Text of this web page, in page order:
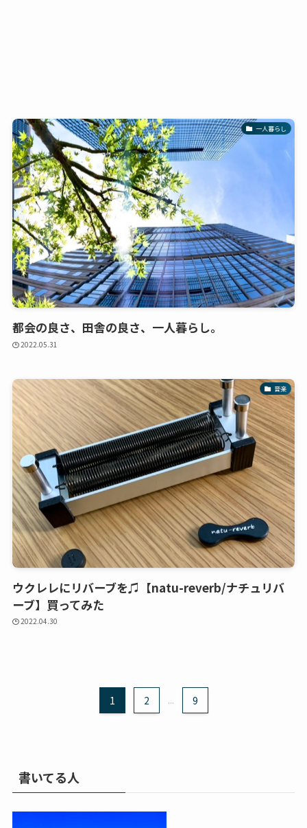
一人暮らし
都会の良さ、田舎の良さ、一人暮らし。
2022.05.31
音楽
ウクレレにリバーブを♫【natu-reverb/ナチュリバ
ーブ】買ってみた
2022.04.30
1 2 ... 9
書いてる人